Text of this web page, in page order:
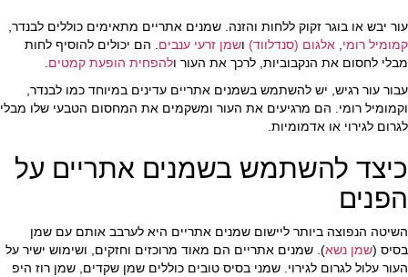
עד
עד
עור יבש או בוגר זקוק ללחות והזנה. שמנים אתריים מתאימים כוללים לבנדר,
קמומיל רומי, אלגום (סנדלווד) ושמן זרעי ענבים. הם יכולים להוסיף לחות
מבלי לחסום את הנקבוביות, לרכך את העור ולהפחית הופעת קמטים.
עבור עור רגיש, יש להשתמש בשמנים אתריים עדינים במיוחד כמו לבנדר,
וקמומיל רומי. הם מרגיעים את העור ומשקמים את המחסום הטבעי שלו מבלי
לגרום לגירוי או אדמומיות.
כיצד להשתמש בשמנים אתריים על
הפנים
השיטה הנפוצה ביותר ליישום שמנים אתריים היא לערבב אותם עם שמן
בסיס (שמן נשא). שמנים אתריים הם מאוד מרוכזים וחזקים, ושימוש ישיר על
העור עלול לגרום לגירוי. שמני בסיס טובים כוללים שמן שקדים, שמן רוז היפ